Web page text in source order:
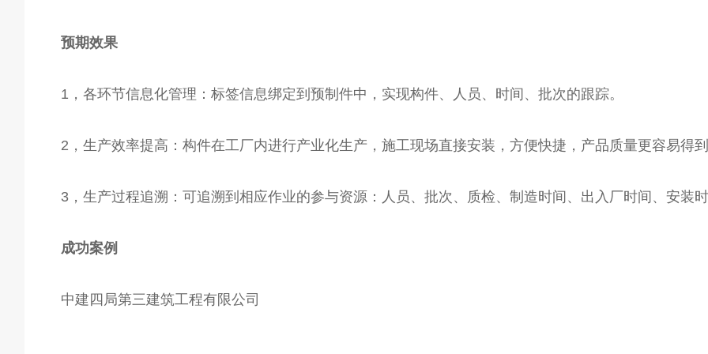
预期效果
1，各环节信息化管理：标签信息绑定到预制件中，实现构件、人员、时间、批次的跟踪。
2，生产效率提高：构件在工厂内进行产业化生产，施工现场直接安装，方便快捷，产品质量更容易得到
3，生产过程追溯：可追溯到相应作业的参与资源：人员、批次、质检、制造时间、出入厂时间、安装时
成功案例
中建四局第三建筑工程有限公司